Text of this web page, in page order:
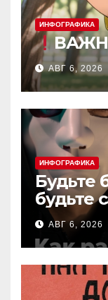
ИНФОГРАФИКА
АВГ 6, 2026
ИНФОГРАФИКА
Будьте
будьте
АВГ 6, 2026